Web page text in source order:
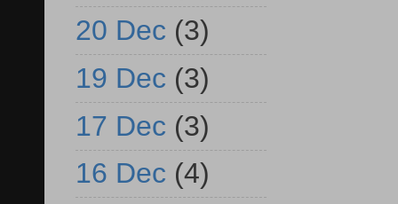
20 Dec (3)
19 Dec (3)
17 Dec (3)
16 Dec (4)